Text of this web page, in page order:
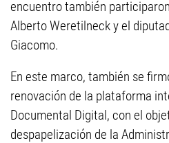
encuentro también
Alberto Weretilneck y el
Giacomo.
En este marco, también se
renovación de la plataforma
Documental Digital, con el
despapelización de la